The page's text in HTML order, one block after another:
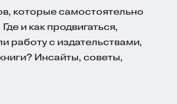
которые самостоятельно
и как продвигаться,
работу с издательствами,
Инсайты, советы,